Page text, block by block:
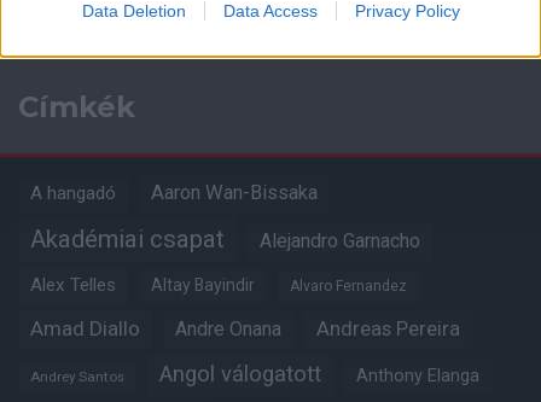
Data Deletion Data Access Privacy Policy
Címkék
A hangadó Aaron Wan-Bissaka
Akadémiai csapat Alejandro Garnacho
Alex Telles Altay Bayindir Alvaro Fernandez
Amad Diallo Andre Onana Andreas Pereira
Andrey Santos Angol válogatott Anthony Elanga